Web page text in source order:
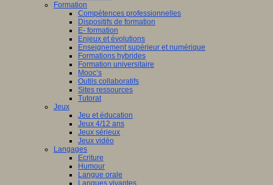
Formation
Compétences professionnelles
Dispositifs de formation
E- formation
Enjeux et évolutions
Enseignement supérieur et numérique
Formations hybrides
Formation universitaire
Mooc’s
Outils collaboratifs
Sites ressources
Tutorat
Jeux
Jeu et éducation
Jeux 4/12 ans
Jeux sérieux
Jeux vidéo
Langages
Ecriture
Humour
Langue orale
Langues vivantes